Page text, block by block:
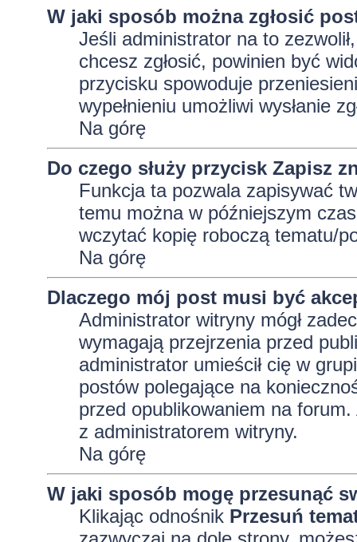
W jaki sposób można zgłosić
Jeśli administrator na to
chcesz zgłosić, powinien być
przycisku spowoduje
wypełnieniu umożliwi wysłanie
Na górę
Do czego służy przycisk Zapisz
Funkcja ta pozwala zapisywać
temu można w późniejszym
wczytać kopię roboczą tematu/
Na górę
Dlaczego mój post musi być
Administrator witryny mógł
wymagają przejrzenia przed
administrator umieścił cię w
postów polegające na
przed opublikowaniem na
z administratorem witryny.
Na górę
W jaki sposób mogę przesunąć
Klikając odnośnik Przesuń